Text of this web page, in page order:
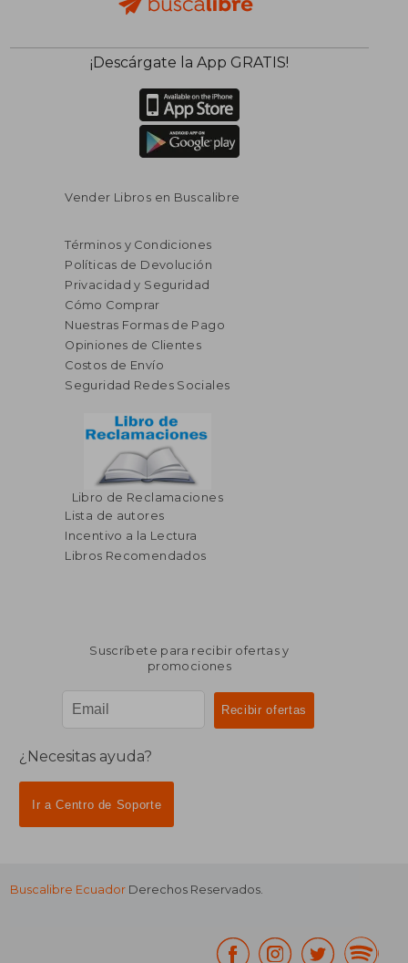
¡Descárgate la App GRATIS!
Vender Libros en Buscalibre
Términos y Condiciones
Políticas de Devolución
Privacidad y Seguridad
Cómo Comprar
Nuestras Formas de Pago
Opiniones de Clientes
Costos de Envío
Seguridad Redes Sociales
Libro de Reclamaciones
Lista de autores
Incentivo a la Lectura
Libros Recomendados
Suscríbete para recibir ofertas y
promociones
¿Necesitas ayuda?
Ir a Centro de Soporte
Buscalibre Ecuador Derechos Reservados.